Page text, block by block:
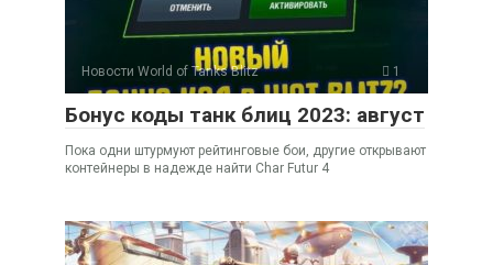
Новости World of Tanks Blitz 1
Бонус коды танк блиц 2023: август
Пока одни штурмуют рейтинговые бои, другие открывают
контейнеры в надежде найти Char Futur 4